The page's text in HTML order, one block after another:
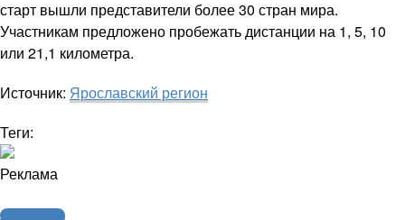
старт вышли представители более 30 стран мира.
Участникам предложено пробежать дистанции на 1, 5, 10
или 21,1 километра.
Источник: Ярославский регион
Теги:
Реклама
Другие виды